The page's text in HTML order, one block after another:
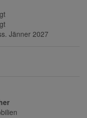
Jänner 2027